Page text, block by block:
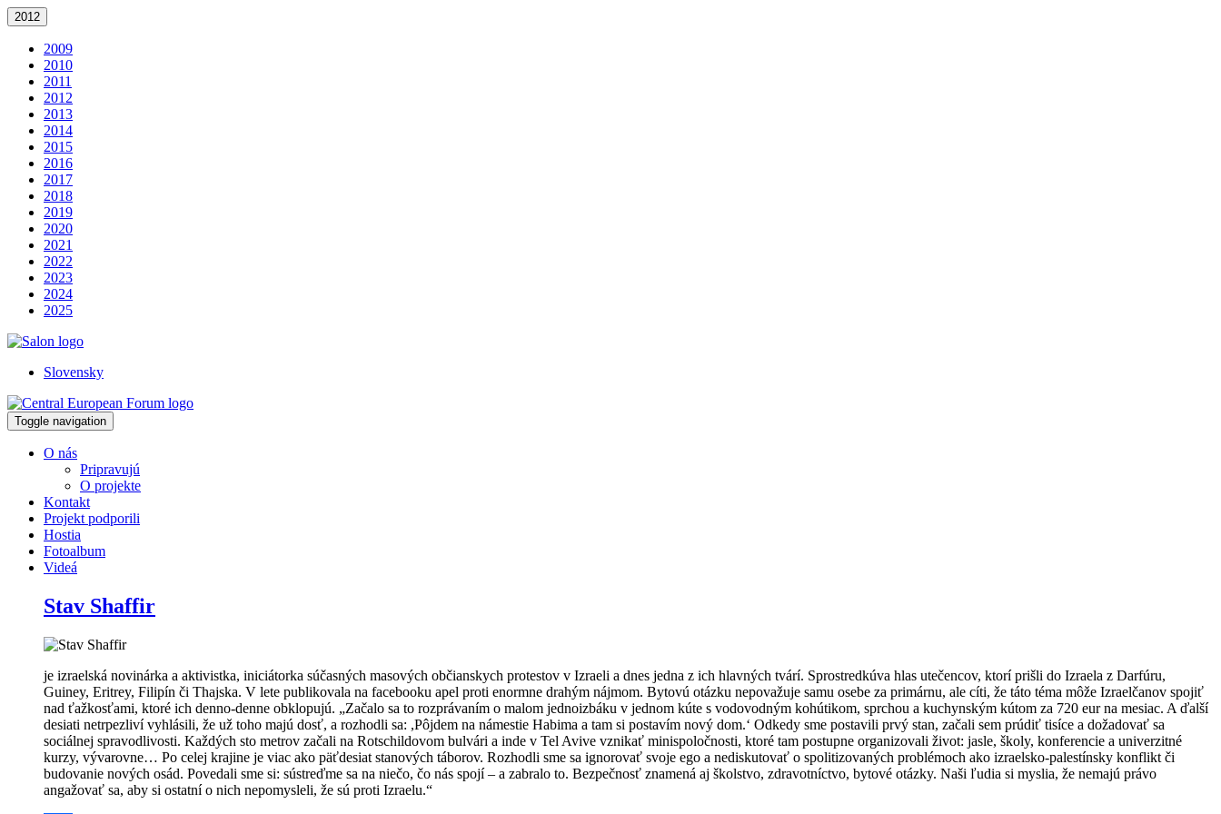
2012
2009
2010
2011
2012
2013
2014
2015
2016
2017
2018
2019
2020
2021
2022
2023
2024
2025
Slovensky
Toggle navigation
O nás
Pripravujú
O projekte
Kontakt
Projekt podporili
Hostia
Fotoalbum
Videá
Stav Shaffir
je izraelská novinárka a aktivistka, iniciátorka súčasných masových občianskych protestov v Izraeli a dnes jedna z ich hlavných tvárí. Sprostredkúva hlas utečencov, ktorí prišli do Izraela z Darfúru,
Guiney, Eritrey, Filipín či Thajska. V lete publikovala na facebooku apel proti enormne drahým nájmom. Bytovú otázku nepovažuje samu osebe za primárnu, ale cíti, že táto téma môže Izraelčanov spojiť
nad ťažkosťami, ktoré ich denno-denne obklopujú. „Začalo sa to rozprávaním o malom jednoizbáku v jednom kúte s vodovodným kohútikom, sprchou a kuchynským kútom za 720 eur na mesiac. A ďalší
desiati netrpezliví vyhlásili, že už toho majú dosť, a rozhodli sa: ,Pôjdem na námestie Habima a tam si postavím nový dom.‘ Odkedy sme postavili prvý stan, začali sem prúdiť tisíce a dožadovať sa
sociálnej spravodlivosti. Každých sto metrov začali na Rotschildovom bulvári a inde v Tel Avive vznikať minispoločnosti, ktoré tam postupne organizovali život: jasle, školy, konferencie a univerzitné
kurzy, vývarovne… Po celej krajine je viac ako päťdesiat stanových táborov. Rozhodli sme sa ignorovať svoje ego a nediskutovať o spolitizovaných problémoch ako izraelsko-palestínsky konflikt či
budovanie nových osád. Povedali sme si: sústreďme sa na niečo, čo nás spojí – a zabralo to. Bezpečnosť znamená aj školstvo, zdravotníctvo, bytové otázky. Naši ľudia si myslia, že nemajú právo
angažovať sa, aby si ostatní o nich nepomysleli, že sú proti Izraelu.“